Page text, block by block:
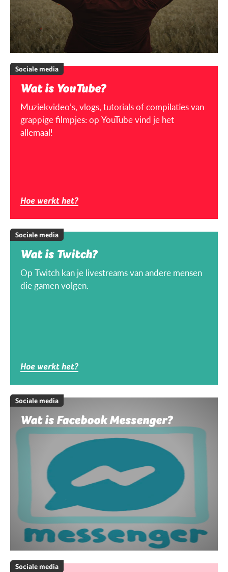
Sociale media
Wat is YouTube?
Muziekvideo’s, vlogs, tutorials of compilaties van
grappige filmpjes: op YouTube vind je het
allemaal!
Hoe werkt het?
Sociale media
Wat is Twitch?
Op Twitch kan je livestreams van andere mensen
die gamen volgen.
Hoe werkt het?
Sociale media
Wat is Facebook Messenger?
Sociale media